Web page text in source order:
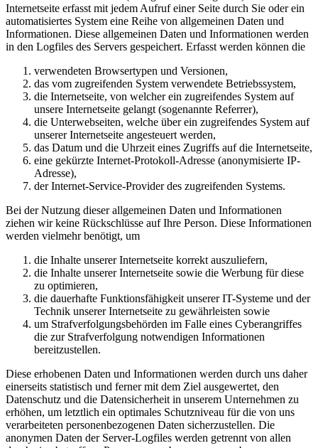
Internetseite erfasst mit jedem Aufruf einer Seite durch Sie oder ein
automatisiertes System eine Reihe von allgemeinen Daten und
Informationen. Diese allgemeinen Daten und Informationen werden
in den Logfiles des Servers gespeichert. Erfasst werden können die
verwendeten Browsertypen und Versionen,
das vom zugreifenden System verwendete Betriebssystem,
die Internetseite, von welcher ein zugreifendes System auf
unsere Internetseite gelangt (sogenannte Referrer),
die Unterwebseiten, welche über ein zugreifendes System auf
unserer Internetseite angesteuert werden,
das Datum und die Uhrzeit eines Zugriffs auf die Internetseite,
eine gekürzte Internet-Protokoll-Adresse (anonymisierte IP-
Adresse),
der Internet-Service-Provider des zugreifenden Systems.
Bei der Nutzung dieser allgemeinen Daten und Informationen
ziehen wir keine Rückschlüsse auf Ihre Person. Diese Informationen
werden vielmehr benötigt, um
die Inhalte unserer Internetseite korrekt auszuliefern,
die Inhalte unserer Internetseite sowie die Werbung für diese
zu optimieren,
die dauerhafte Funktionsfähigkeit unserer IT-Systeme und der
Technik unserer Internetseite zu gewährleisten sowie
um Strafverfolgungsbehörden im Falle eines Cyberangriffes
die zur Strafverfolgung notwendigen Informationen
bereitzustellen.
Diese erhobenen Daten und Informationen werden durch uns daher
einerseits statistisch und ferner mit dem Ziel ausgewertet, den
Datenschutz und die Datensicherheit in unserem Unternehmen zu
erhöhen, um letztlich ein optimales Schutzniveau für die von uns
verarbeiteten personenbezogenen Daten sicherzustellen. Die
anonymen Daten der Server-Logfiles werden getrennt von allen